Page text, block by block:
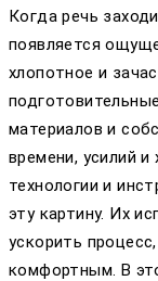
Когда речь
появляется
хлопотное и
материалов и
времени, усилий
технологии и
эту картину. Их
ускорить
комфортным. В